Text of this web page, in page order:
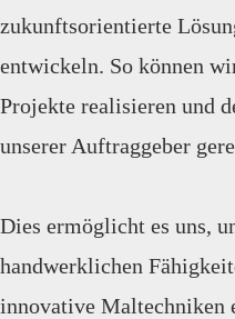
zukunftsorientierte
entwickeln. So können
Projekte realisieren und
unserer Auftraggeber
Dies ermöglicht es uns,
handwerklichen
innovative Maltechniken